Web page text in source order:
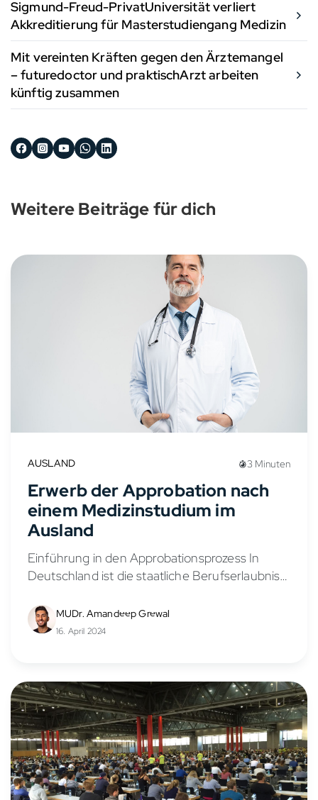
Sigmund-Freud-PrivatUniversität verliert
Akkreditierung für Masterstudiengang Medizin
Mit vereinten Kräften gegen den Ärztemangel
– futuredoctor und praktischArzt arbeiten
künftig zusammen
Weitere Beiträge für dich
AUSLAND 3 Minuten
Erwerb der Approbation nach
einem Medizinstudium im
Ausland
Einführung in den Approbationsprozess In
Deutschland ist die staatliche Berufserlaubnis,
Arzt tätig zu sein. Dieser Artikel klärt über die
genaue Bedeutung der Approbation auf...
MUDr. Amandeep Grewal
16. April 2024